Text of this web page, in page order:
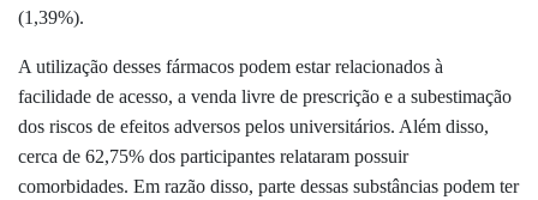
(1,39%).
A utilização desses fármacos podem estar relacionados à
facilidade de acesso, a venda livre de prescrição e a subestimação
dos riscos de efeitos adversos pelos universitários. Além disso,
cerca de 62,75% dos participantes relataram possuir
comorbidades. Em razão disso, parte dessas substâncias podem ter